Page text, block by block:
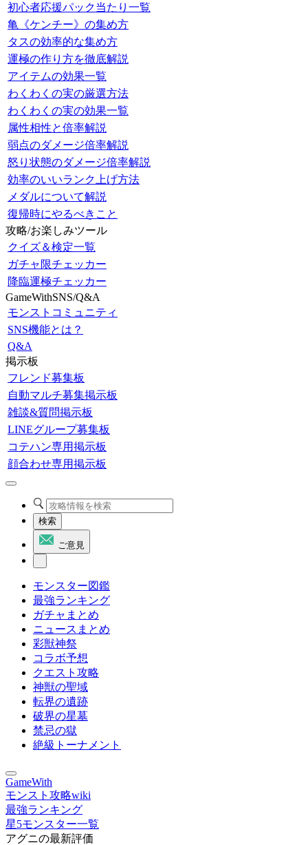
初心者応援パック当たり一覧
亀《ケンチー》の集め方
タスの効率的な集め方
運極の作り方を徹底解説
アイテムの効果一覧
わくわくの実の厳選方法
わくわくの実の効果一覧
属性相性と倍率解説
弱点のダメージ倍率解説
怒り状態のダメージ倍率解説
効率のいいランク上げ方法
メダルについて解説
復帰時にやるべきこと
攻略/お楽しみツール
クイズ＆検定一覧
ガチャ限チェッカー
降臨運極チェッカー
GameWithSNS/Q&A
モンストコミュニティ
SNS機能とは？
Q&A
掲示板
フレンド募集板
自動マルチ募集掲示板
雑談&質問掲示板
LINEグループ募集板
コテハン専用掲示板
顔合わせ専用掲示板
検索
ご意見
モンスター図鑑
最強ランキング
ガチャまとめ
ニュースまとめ
彩獣神祭
コラボ予想
クエスト攻略
神獣の聖域
転界の遺跡
破界の星墓
禁忌の獄
絶級トーナメント
GameWith
モンスト攻略wiki
最強ランキング
星5モンスター一覧
アグニの最新評価